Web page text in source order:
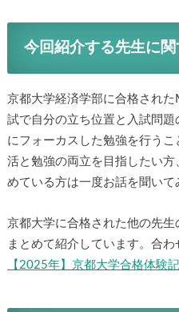
今回紹介する先生に
京都大学経済学部に合格され
試で自分の立ち位置と入試問
にフォーカスした勉強を行う
活と勉強の両立を目指したい
めている方は一度お話を聞いて
京都大学に合格された他の先
まとめて紹介しています。合わ
【2025年】京都大学合格体験